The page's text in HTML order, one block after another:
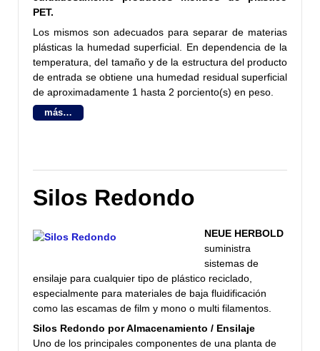
PET.
Los mismos son adecuados para separar de materias
plásticas la humedad superficial. En dependencia de la
temperatura, del tamaño y de la estructura del producto
de entrada se obtiene una humedad residual superficial
de aproximadamente 1 hasta 2 porciento(s) en peso.
más…
Silos Redondo
NEUE HERBOLD
suministra
sistemas de
ensilaje para cualquier tipo de plástico reciclado,
especialmente para materiales de baja fluidificación
como las escamas de film y mono o multi filamentos.
Silos Redondo por Almacenamiento / Ensilaje
Uno de los principales componentes de una planta de